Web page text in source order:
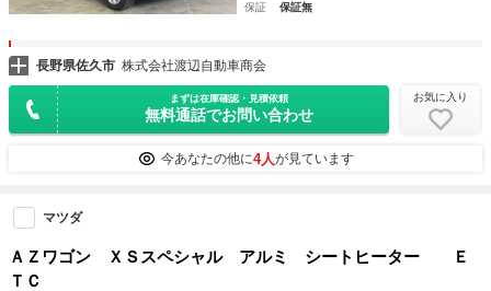
保証
保証無
長野県佐久市 株式会社渡辺自動車商会
まずは在庫確認・見積依頼
無料通話でお問い合わせ
お気に入り
今あなたの他に4人が見ています
マツダ
ＡＺワゴン ＸＳスペシャル アルミ シートヒーター Ｅ
ＴＣ